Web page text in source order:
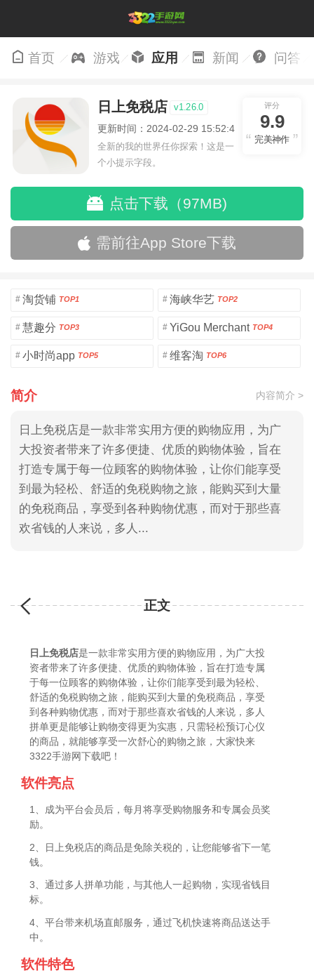
首页 游戏 应用 新闻 问答
日上免税店 v1.26.0
更新时间：2024-02-29 15:52:45
全新的我的世界任你探索！这是一
个小提示字段。
评分
9.9
完美神作
点击下载（97MB)
需前往App Store下载
# 淘货铺 TOP1 # 海峡华艺 TOP2
# 慧趣分 TOP3 # YiGou Merchant TOP4
# 小时尚app TOP5 # 维客淘 TOP6
简介 内容简介 >
日上免税店是一款非常实用方便的购物应用，为广
大投资者带来了许多便捷、优质的购物体验，旨在
打造专属于每一位顾客的购物体验，让你们能享受
到最为轻松、舒适的免税购物之旅，能购买到大量
的免税商品，享受到各种购物优惠，而对于那些喜
欢省钱的人来说，多人...
正文
日上免税店是一款非常实用方便的购物应用，为广大投
资者带来了许多便捷、优质的购物体验，旨在打造专属
于每一位顾客的购物体验，让你们能享受到最为轻松、
舒适的免税购物之旅，能购买到大量的免税商品，享受
到各种购物优惠，而对于那些喜欢省钱的人来说，多人
拼单更是能够让购物变得更为实惠，只需轻松预订心仪
的商品，就能够享受一次舒心的购物之旅，大家快来
3322手游网下载吧！
软件亮点
1、成为平台会员后，每月将享受购物服务和专属会员奖
励。
2、日上免税店的商品是免除关税的，让您能够省下一笔
钱。
3、通过多人拼单功能，与其他人一起购物，实现省钱目
标。
4、平台带来机场直邮服务，通过飞机快速将商品送达手
中。
软件特色